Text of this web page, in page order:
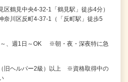
区鶴見中央4-32-1「鶴見駅」徒歩4分）
奈川区反町4-37-1（「反町駅」徒歩5
、週1日～OK ※朝・夜・深夜特に急
旧ヘルパー2級）以上 ※資格取得中の